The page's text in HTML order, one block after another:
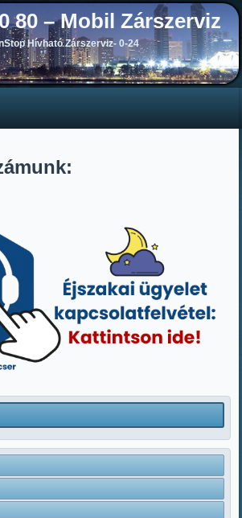
80 – Mobil Zárszerviz
Hívható Zárszerviz- 0-24